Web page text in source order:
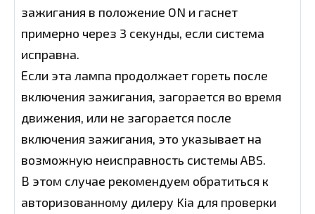
зажигания в положение ON и гаснет
примерно через 3 секунды, если система
исправна.
Если эта лампа продолжает гореть после
включения зажигания, загорается во время
движения, или не загорается после
включения зажигания, это указывает на
возможную неисправность системы ABS.
В этом случае рекомендуем обратиться к
авторизованному дилеру Kia для проверки